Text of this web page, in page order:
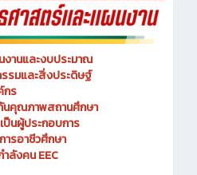
านและงบประมาณ
รมและสิ่งประดิษฐ์
กร
นคุณภาพสถานศึกษา
ป็นผู้ประกอบการ
ารอาชีวศึกษา
ลังคน EEC